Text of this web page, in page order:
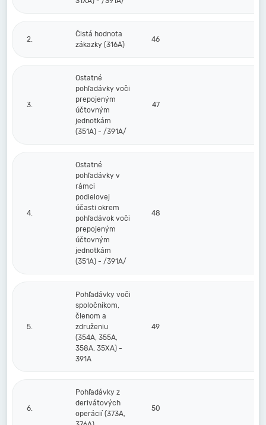
2.
Čistá hodnota
zákazky (316A)
46
3.
Ostatné
pohľadávky voči
prepojeným
účtovným
jednotkám
(351A) - /391A/
47
4.
Ostatné
pohľadávky v
rámci
podielovej
účasti okrem
pohľadávok voči
prepojeným
účtovným
jednotkám
(351A) - /391A/
48
5.
Pohľadávky voči
spoločníkom,
členom a
združeniu
(354A, 355A,
358A, 35XA) -
391A
49
6.
Pohľadávky z
derivátových
operácií (373A,
50